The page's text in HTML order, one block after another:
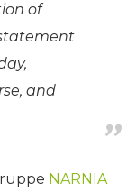
of
and
NARNIA